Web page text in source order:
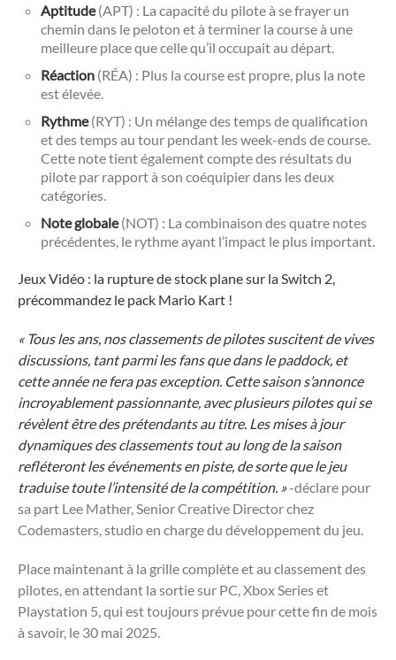
Aptitude(APT) : La capacité du pilote à se frayer un
chemin dans le peloton et à terminer la course à une
meilleure place que celle qu’il occupait au départ.
Réaction (RÉA) : Plus la course est propre, plus la note
est élevée.
Rythme(RYT) : Un mélange des temps de qualification
et des temps au tour pendant les week-ends de course.
Cette note tient également compte des résultats du
pilote par rapport à son coéquipier dans les deux
catégories.
Note globale(NOT) : La combinaison des quatre notes
précédentes, le rythme ayant l’impact le plus important.
Jeux Vidéo : la rupture de stock plane sur la Switch 2,
précommandez le pack Mario Kart !
« Tous les ans, nos classements de pilotes suscitent de vives
discussions, tant parmi les fans que dans le paddock, et
cette année ne fera pas exception. Cette saison s’annonce
incroyablement passionnante, avec plusieurs pilotes qui se
révèlent être des prétendants au titre. Les mises à jour
dynamiques des classements tout au long de la saison
refléteront les événements en piste, de sorte que le jeu
traduise toute l’intensité de la compétition. »-déclare pour
sa part Lee Mather, Senior Creative Director chez
Codemasters, studio en charge du développement du jeu.
Place maintenant à la grille complète et au classement des
pilotes, en attendant la sortie sur PC, Xbox Series et
Playstation 5, qui est toujours prévue pour cette fin de mois
à savoir, le 30 mai 2025.